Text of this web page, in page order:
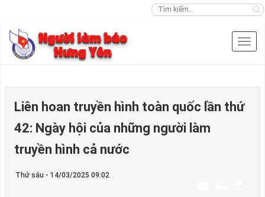
Liên hoan truyền hình toàn quốc lần thứ
42: Ngày hội của những người làm
truyền hình cả nước
Thứ sáu - 14/03/2025 09:02